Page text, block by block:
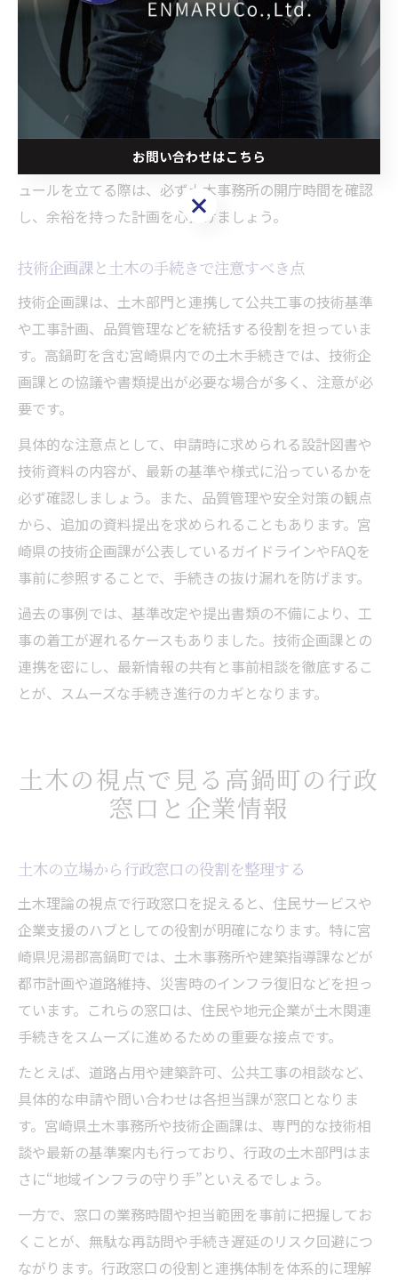
休庁日を確認しましょう。電話での問い合わせや、現地
掲示の案内板を写真に残しておくのも有効です。繁忙期
や年度末、災害時には臨時の閉庁や受付制限があるた
め、最新情報の取得が大切です。
過去には、営業時間外の訪問や、休庁日に申請してしま
い手続きが遅れたケースも見受けられます。業務スケジ
ュールを立てる際は、必ず土木事務所の開庁時間を確認
し、余裕を持った計画を心掛けましょう。
技術企画課と土木の手続きで注意すべき点
技術企画課は、土木部門と連携して公共工事の技術基準
や工事計画、品質管理などを統括する役割を担っていま
す。高鍋町を含む宮崎県内での土木手続きでは、技術企
画課との協議や書類提出が必要な場合が多く、注意が必
要です。
具体的な注意点として、申請時に求められる設計図書や
技術資料の内容が、最新の基準や様式に沿っているかを
必ず確認しましょう。また、品質管理や安全対策の観点
から、追加の資料提出を求められることもあります。宮
崎県の技術企画課が公表しているガイドラインやFAQを
事前に参照することで、手続きの抜け漏れを防げます。
過去の事例では、基準改定や提出書類の不備により、工
事の着工が遅れるケースもありました。技術企画課との
連携を密にし、最新情報の共有と事前相談を徹底するこ
とが、スムーズな手続き進行のカギとなります。
土木の視点で見る高鍋町の行政
窓口と企業情報
土木の立場から行政窓口の役割を整理する
土木理論の視点で行政窓口を捉えると、住民サービスや
企業支援のハブとしての役割が明確になります。特に宮
崎県児湯郡高鍋町では、土木事務所や建築指導課などが
都市計画や道路維持、災害時のインフラ復旧などを担っ
ています。これらの窓口は、住民や地元企業が土木関連
手続きをスムーズに進めるための重要な接点です。
たとえば、道路占用や建築許可、公共工事の相談など、
具体的な申請や問い合わせは各担当課が窓口となりま
す。宮崎県土木事務所や技術企画課は、専門的な技術相
談や最新の基準案内も行っており、行政の土木部門はま
さに“地域インフラの守り手”といえるでしょう。
一方で、窓口の業務時間や担当範囲を事前に把握してお
くことが、無駄な再訪問や手続き遅延のリスク回避につ
ながります。行政窓口の役割と連携体制を体系的に理解
お問い合わせはこちら
お問い合わせはこちら